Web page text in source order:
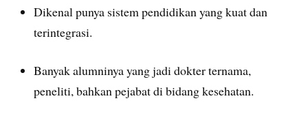
Dikenal punya sistem pendidikan yang kuat dan
terintegrasi.
Banyak alumninya yang jadi dokter ternama,
peneliti, bahkan pejabat di bidang kesehatan.